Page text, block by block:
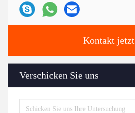
Kontakt jetzt
Verschicken Sie uns